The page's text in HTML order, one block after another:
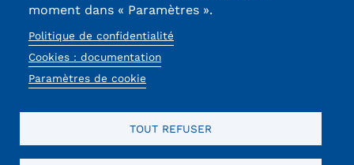
03 84 58 33 10
Réseaux
sociaux
moment dans « Paramètres ».
Politique de confidentialité
Cookies : documentation
Paramètres de cookie
TOUT REFUSER